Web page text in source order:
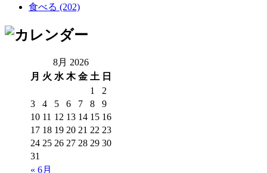
食べる (202)
8月 2026
月 火 水 木 金 土 日
« 6月
1
2
3
4 5 6 7 8
9
10 11 12 13 14 15 16
17 18 19 20 21 22 23
24 25 26 27 28 29 30
31